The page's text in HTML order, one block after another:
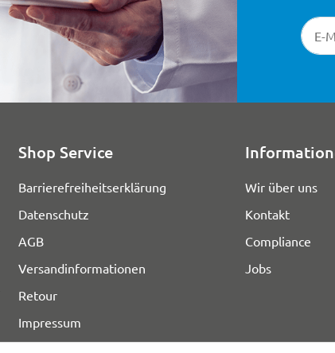
Shop Service
Barrierefreiheitserklärung
Datenschutz
AGB
Versandinformationen
Retour
Impressum
Wir über uns
Kontakt
Compliance
Jobs